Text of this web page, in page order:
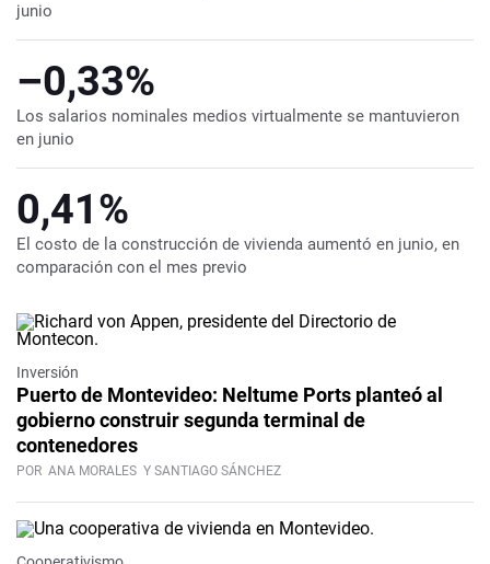
junio
–0,33%
Los salarios nominales medios virtualmente se mantuvieron
en junio
0,41%
El costo de la construcción de vivienda aumentó en junio, en
comparación con el mes previo
Inversión
Puerto de Montevideo: Neltume Ports planteó al
gobierno construir segunda terminal de
contenedores
POR ANA MORALES Y SANTIAGO SÁNCHEZ